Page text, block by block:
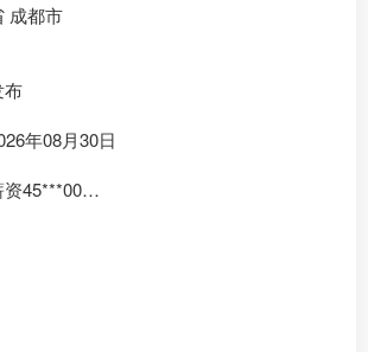
成都市
布
年08月30日
45***00
源稳定，现招聘后厨切配2名
，会食材改刀、配菜、整理库房、打扫后
手脚麻利，服从厨师长和门店管理安排；
能长期稳定上班，短期过渡勿扰；